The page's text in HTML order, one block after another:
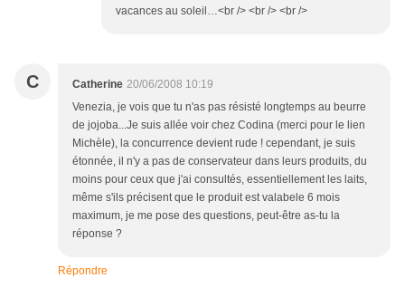
vacances au soleil…<br /> <br /> <br />
C Catherine 20/06/2008 10:19
Venezia, je vois que tu n'as pas résisté longtemps au beurre
de jojoba...Je suis allée voir chez Codina (merci pour le lien
Michèle), la concurrence devient rude ! cependant, je suis
étonnée, il n'y a pas de conservateur dans leurs produits, du
moins pour ceux que j'ai consultés, essentiellement les laits,
même s'ils précisent que le produit est valabele 6 mois
maximum, je me pose des questions, peut-être as-tu la
réponse ?
Répondre